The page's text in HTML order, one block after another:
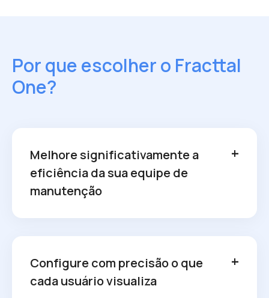
Por que escolher o Fracttal
One?
Melhore significativamente a
eficiência da sua equipe de
manutenção
Configure com precisão o que
cada usuário visualiza